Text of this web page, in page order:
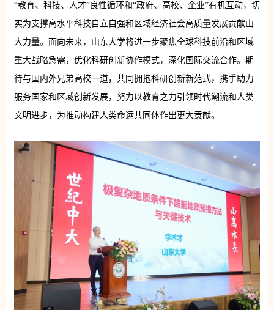
“教育、科技、人才”良性循环和“政府、高校、企业”有机互动，切
实为支撑高水平科技自立自强和区域经济社会高质量发展贡献山
大力量。面向未来，山东大学将进一步聚焦全球科技前沿和区域
重大战略急需，优化科研创新协作模式，深化国际交流合作。期
待与国内外兄弟高校一道，共同拥抱科研创新新范式，携手助力
服务国家和区域创新发展，努力以教育之力引领时代潮流和人类
文明进步，为推动构建人类命运共同体作出更大贡献。